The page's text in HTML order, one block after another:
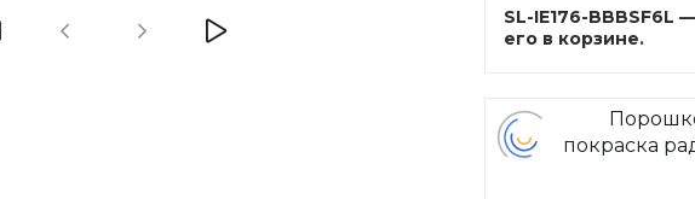
SL-IE176-BBBSF6L
его в корзине.
покраска